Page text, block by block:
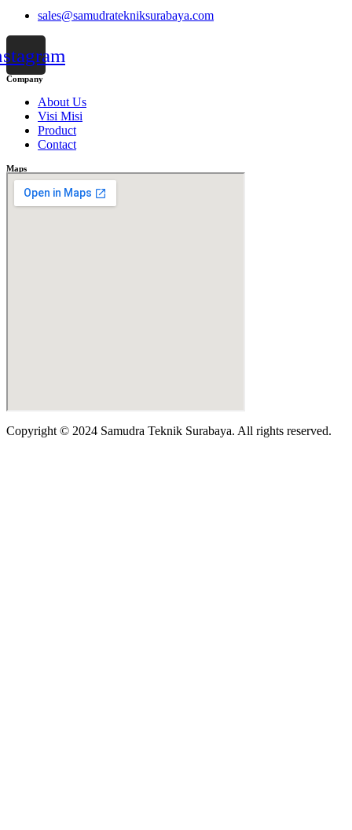
sales@samudratekniksurabaya.com
Company
About Us
Visi Misi
Product
Contact
Maps
Copyright © 2024 Samudra Teknik Surabaya. All rights reserved.